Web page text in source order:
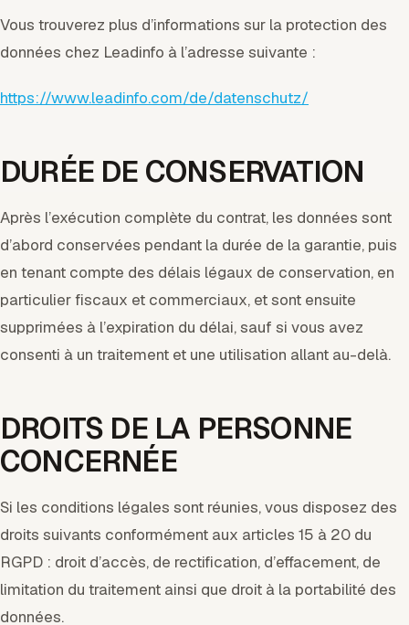
Vous trouverez plus d’informations sur la protection des
données chez Leadinfo à l’adresse suivante :
https://www.leadinfo.com/de/datenschutz/
DURÉE DE CONSERVATION
Après l’exécution complète du contrat, les données sont
d’abord conservées pendant la durée de la garantie, puis
en tenant compte des délais légaux de conservation, en
particulier fiscaux et commerciaux, et sont ensuite
supprimées à l’expiration du délai, sauf si vous avez
consenti à un traitement et une utilisation allant au-delà.
DROITS DE LA PERSONNE
CONCERNÉE
Si les conditions légales sont réunies, vous disposez des
droits suivants conformément aux articles 15 à 20 du
RGPD : droit d’accès, de rectification, d’effacement, de
limitation du traitement ainsi que droit à la portabilité des
données.